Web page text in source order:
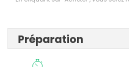
Préparation